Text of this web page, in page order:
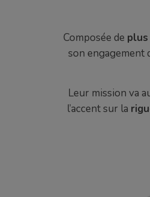
Composée de
son engagement
Leur mission va
l’accent sur la